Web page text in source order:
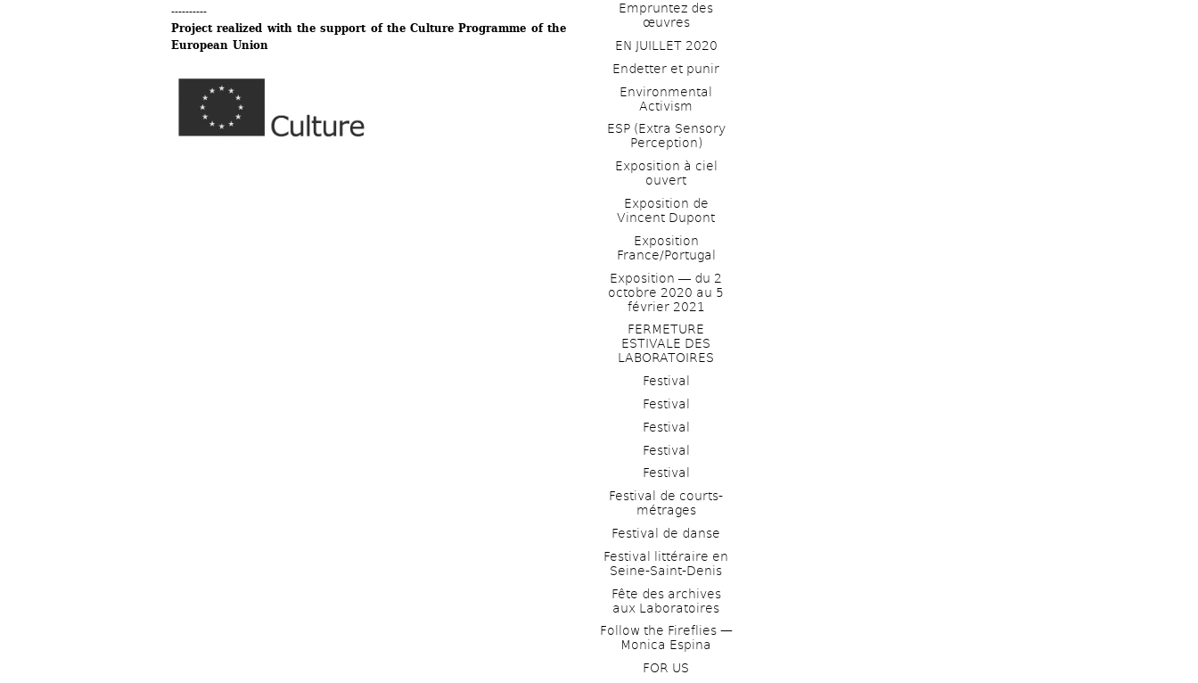
----------
Project realized with the support of the Culture Programme of the
European Union
Empruntez des
œuvres
EN JUILLET 2020
Endetter et punir
Environmental
Activism
ESP (Extra Sensory
Perception)
Exposition à ciel
ouvert
Exposition de
Vincent Dupont
Exposition
France/Portugal
Exposition ― du 2
octobre 2020 au 5
février 2021
FERMETURE
ESTIVALE DES
LABORATOIRES
Festival
Festival
Festival
Festival
Festival
Festival de courts-
métrages
Festival de danse
Festival littéraire en
Seine-Saint-Denis
Fête des archives
aux Laboratoires
Follow the Fireflies —
Monica Espina
FOR US